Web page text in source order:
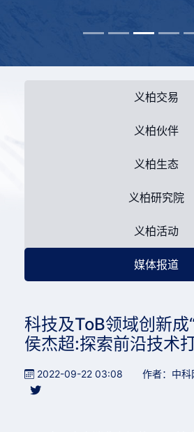
义柏交易
义柏伙伴
义柏生态
义柏研究院
义柏活动
媒体报道
科技及ToB领域创新成
侯杰超:探索前沿技术
2022-09-22 03:08 作者：中科